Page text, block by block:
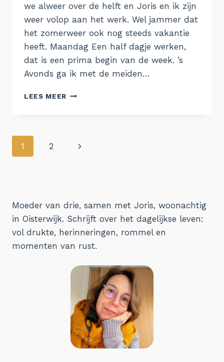
we alweer over de helft en Joris en ik zijn
weer volop aan het werk. Wel jammer dat
het zomerweer ook nog steeds vakantie
heeft. Maandag Een half dagje werken,
dat is een prima begin van de week. ’s
Avonds ga ik met de meiden…
LEES MEER DE
Paginanavigatie
1 2
Volgende
Moeder van drie, samen met Joris, woonachtig
in Oisterwijk. Schrijft over het dagelijkse leven:
vol drukte, herinneringen, rommel en
momenten van rust.